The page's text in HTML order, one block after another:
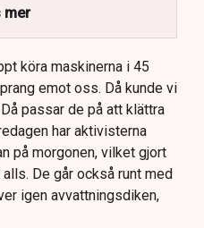
maktlös inför
av illegal aktivism.
mer
köra maskinerna i 45
emot oss. Då kunde vi
passar de på att klättra
har aktivisterna
på morgonen, vilket gjort
De går också runt med
igen avvattningsdiken,